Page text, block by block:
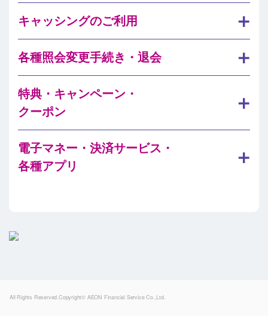
キャッシングのご利用
各種照会変更手続き・退会
特典・キャンペーン・
クーポン
電子マネー・決済サービス・
各種アプリ
All Rights Reserved.Copyright© AEON Financial Service Co.,Ltd.Powered by